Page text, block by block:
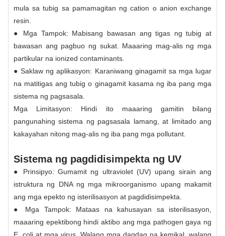
mula sa tubig sa pamamagitan ng cation o anion exchange
resin.
● Mga Tampok: Mabisang bawasan ang tigas ng tubig at
bawasan ang pagbuo ng sukat. Maaaring mag-alis ng mga
partikular na ionized contaminants.
● Saklaw ng aplikasyon: Karaniwang ginagamit sa mga lugar
na matitigas ang tubig o ginagamit kasama ng iba pang mga
sistema ng pagsasala.
Mga Limitasyon: Hindi ito maaaring gamitin bilang
pangunahing sistema ng pagsasala lamang, at limitado ang
kakayahan nitong mag-alis ng iba pang mga pollutant.
Sistema ng pagdidisimpekta ng UV
● Prinsipyo: Gumamit ng ultraviolet (UV) upang sirain ang
istruktura ng DNA ng mga mikroorganismo upang makamit
ang mga epekto ng isterilisasyon at pagdidisimpekta.
● Mga Tampok: Mataas na kahusayan sa isterilisasyon,
maaaring epektibong hindi aktibo ang mga pathogen gaya ng
E. coli at mga virus. Walang mga dagdag na kemikal, walang